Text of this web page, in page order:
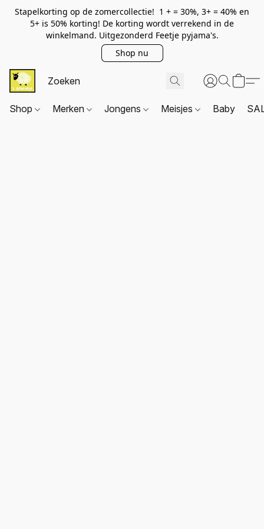
Stapelkorting op de zomercollectie! 1 + = 30%, 3+ = 40% en
5+ is 50% korting! De korting wordt verrekend in de
winkelmand. Uitgezonderd Feetje pyjama's.
Shop nu
Shop Merken Jongens Meisjes Baby